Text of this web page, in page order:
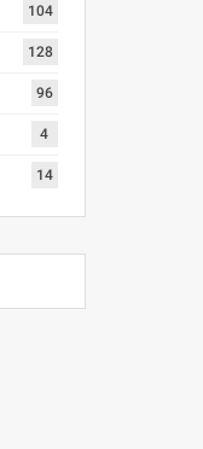
104
128
96
4
14